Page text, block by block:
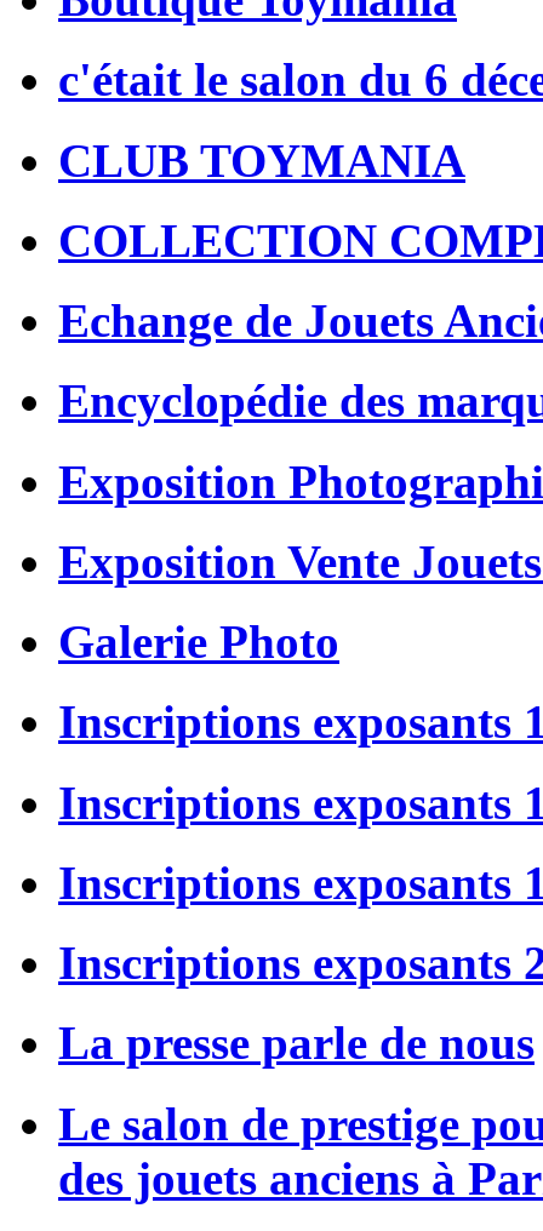
c'était le salon du 6
CLUB TOYMANIA
COLLECTION
Echange de Jouets
Encyclopédie des
Exposition
Exposition Vente
Galerie Photo
Inscriptions exposants
Inscriptions exposants
Inscriptions exposants
Inscriptions exposants
La presse parle de nous
Le salon de prestige
des jouets anciens à